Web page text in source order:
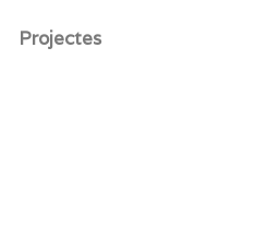
Projectes